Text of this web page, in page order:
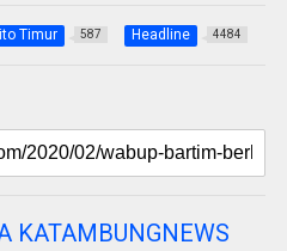
Timur 587 Headline 4484
KATAMBUNGNEWS